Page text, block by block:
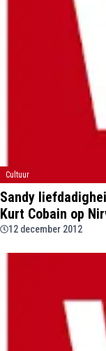
Cultuur
Sandy
Kurt Cobain op
12 december 2012